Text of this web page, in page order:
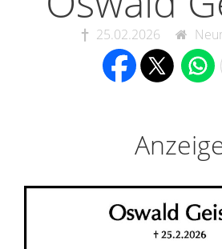
25.02.2026